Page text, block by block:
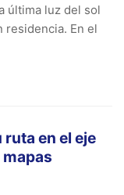
última luz del sol
residencia. En el
en el eje